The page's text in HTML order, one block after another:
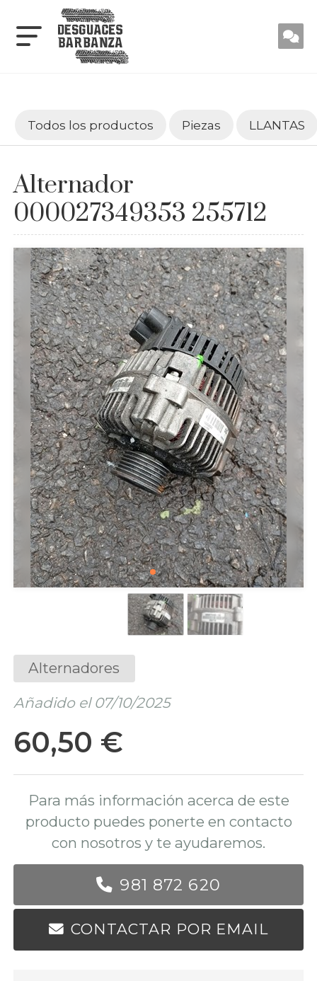
Todos los productos Piezas LLANTAS
Alternador
000027349353 255712
Alternadores
Añadido el 07/10/2025
60,50 €
Para más información acerca de este
producto puedes ponerte en contacto
con nosotros y te ayudaremos.
981 872 620
CONTACTAR POR EMAIL